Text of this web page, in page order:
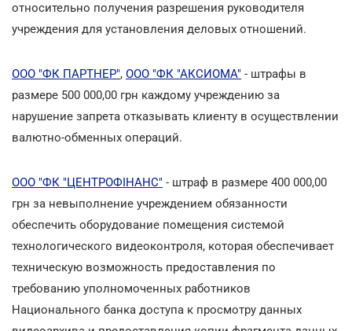
относительно получения разрешения руководителя
учреждения для установления деловых отношений.
ООО "ФК ПАРТНЕР", ООО "ФК "АКСИОМА" - штрафы в
размере 500 000,00 грн каждому учреждению за
нарушение запрета отказывать клиенту в осуществлении
валютно-обменных операций.
ООО "ФК "ЦЕНТРОФІНАНС" - штраф в размере 400 000,00
грн за невыполнение учреждением обязанности
обеспечить оборудование помещения системой
технологического видеоконтроля, которая обеспечивает
техническую возможность предоставления по
требованию уполномоченных работников
Национального банка доступа к просмотру данных